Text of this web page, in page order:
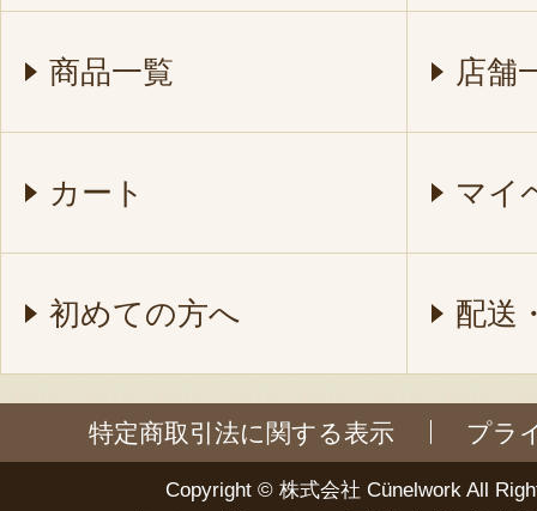
商品一覧 店舗
カート マイ
初めての方へ 配送
特定商取引法に関する表示 プラ
Copyright © 株式会社 Cünelwork All